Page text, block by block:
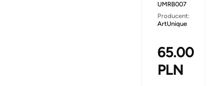
UMRB007
Producent:
ArtUnique
65.00
PLN